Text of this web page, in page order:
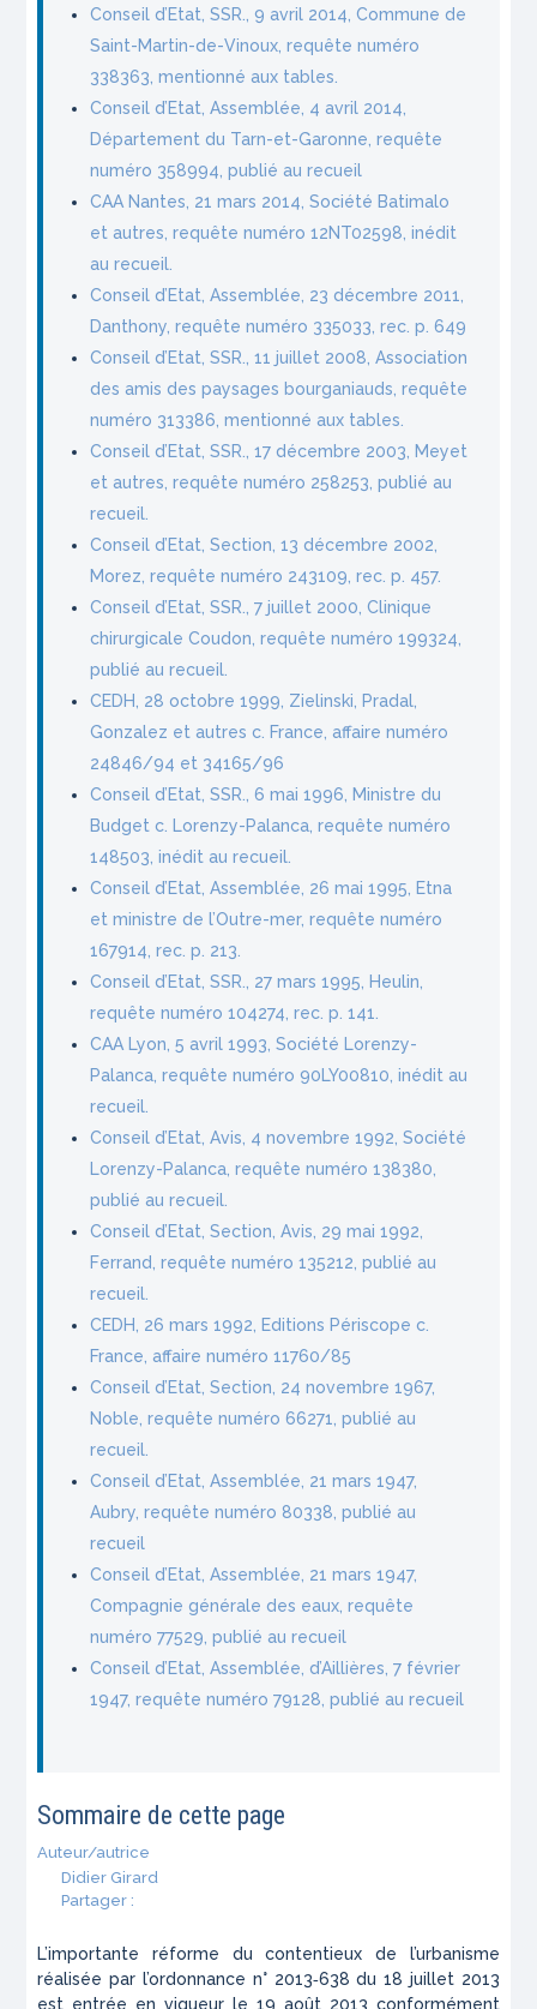
Conseil d’Etat, SSR., 9 avril 2014, Commune de
Saint-Martin-de-Vinoux, requête numéro
338363, mentionné aux tables.
Conseil d’Etat, Assemblée, 4 avril 2014,
Département du Tarn-et-Garonne, requête
numéro 358994, publié au recueil
CAA Nantes, 21 mars 2014, Société Batimalo
et autres, requête numéro 12NT02598, inédit
au recueil.
Conseil d’Etat, Assemblée, 23 décembre 2011,
Danthony, requête numéro 335033, rec. p. 649
Conseil d’Etat, SSR., 11 juillet 2008, Association
des amis des paysages bourganiauds, requête
numéro 313386, mentionné aux tables.
Conseil d’Etat, SSR., 17 décembre 2003, Meyet
et autres, requête numéro 258253, publié au
recueil.
Conseil d’Etat, Section, 13 décembre 2002,
Morez, requête numéro 243109, rec. p. 457.
Conseil d’Etat, SSR., 7 juillet 2000, Clinique
chirurgicale Coudon, requête numéro 199324,
publié au recueil.
CEDH, 28 octobre 1999, Zielinski, Pradal,
Gonzalez et autres c. France, affaire numéro
24846/94 et 34165/96
Conseil d’Etat, SSR., 6 mai 1996, Ministre du
Budget c. Lorenzy-Palanca, requête numéro
148503, inédit au recueil.
Conseil d’Etat, Assemblée, 26 mai 1995, Etna
et ministre de l’Outre-mer, requête numéro
167914, rec. p. 213.
Conseil d’Etat, SSR., 27 mars 1995, Heulin,
requête numéro 104274, rec. p. 141.
CAA Lyon, 5 avril 1993, Société Lorenzy-
Palanca, requête numéro 90LY00810, inédit au
recueil.
Conseil d’Etat, Avis, 4 novembre 1992, Société
Lorenzy-Palanca, requête numéro 138380,
publié au recueil.
Conseil d’Etat, Section, Avis, 29 mai 1992,
Ferrand, requête numéro 135212, publié au
recueil.
CEDH, 26 mars 1992, Editions Périscope c.
France, affaire numéro 11760/85
Conseil d’Etat, Section, 24 novembre 1967,
Noble, requête numéro 66271, publié au
recueil.
Conseil d’Etat, Assemblée, 21 mars 1947,
Aubry, requête numéro 80338, publié au
recueil
Conseil d’Etat, Assemblée, 21 mars 1947,
Compagnie générale des eaux, requête
numéro 77529, publié au recueil
Conseil d’Etat, Assemblée, d’Aillières, 7 février
1947, requête numéro 79128, publié au recueil
Sommaire de cette page
Auteur/autrice
Didier Girard
Partager :
L’importante réforme du contentieux de l’urbanisme
réalisée par l’ordonnance n° 2013‑638 du 18 juillet 2013
est entrée en vigueur le 19 août 2013 conformément